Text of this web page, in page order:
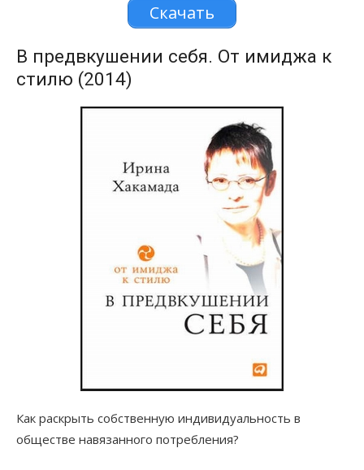
Скачать
В предвкушении себя. От имиджа к
стилю (2014)
Как раскрыть собственную индивидуальность в
обществе навязанного потребления?